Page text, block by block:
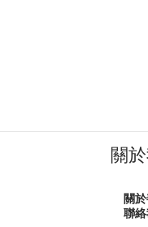
關
關
聯絡